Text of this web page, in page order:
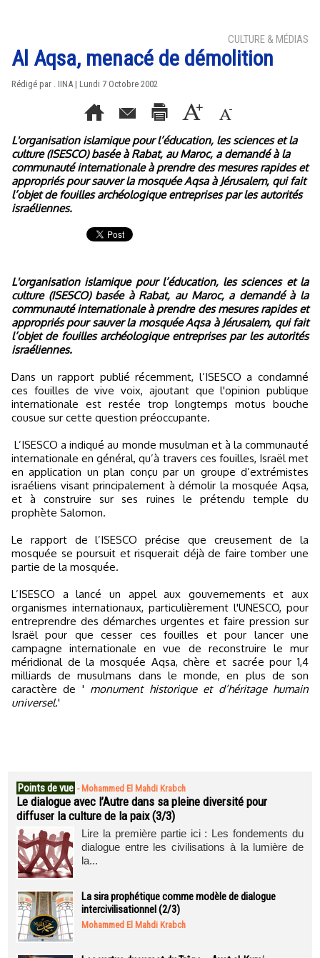
CULTURE & MÉDIAS
Al Aqsa, menacé de démolition
Rédigé par . IINA | Lundi 7 Octobre 2002
L'organisation islamique pour l’éducation, les sciences et la
culture (ISESCO) basée à Rabat, au Maroc, a demandé à la
communauté internationale à prendre des mesures rapides et
appropriés pour sauver la mosquée Aqsa à Jérusalem, qui fait
l’objet de fouilles archéologique entreprises par les autorités
israéliennes.
L'organisation islamique pour l’éducation, les sciences et la
culture (ISESCO) basée à Rabat, au Maroc, a demandé à la
communauté internationale à prendre des mesures rapides et
appropriés pour sauver la mosquée Aqsa à Jérusalem, qui fait
l’objet de fouilles archéologique entreprises par les autorités
israéliennes.
Dans un rapport publié récemment, l’ISESCO a condamné
ces fouilles de vive voix, ajoutant que l'opinion publique
internationale est restée trop longtemps motus bouche
cousue sur cette question préoccupante.
L’ISESCO a indiqué au monde musulman et à la communauté
internationale en général, qu’à travers ces fouilles, Israël met
en application un plan conçu par un groupe d’extrémistes
israéliens visant principalement à démolir la mosquée Aqsa,
et à construire sur ses ruines le prétendu temple du
prophète Salomon.
Le rapport de l’ISESCO précise que creusement de la
mosquée se poursuit et risquerait déjà de faire tomber une
partie de la mosquée.
L’ISESCO a lancé un appel aux gouvernements et aux
organismes internationaux, particulièrement l'UNESCO, pour
entreprendre des démarches urgentes et faire pression sur
Israël pour que cesser ces fouilles et pour lancer une
campagne internationale en vue de reconstruire le mur
méridional de la mosquée Aqsa, chère et sacrée pour 1,4
milliards de musulmans dans le monde, en plus de son
caractère de ' monument historique et d’héritage humain
universel.'
Points de vue - Mohammed El Mahdi Krabch
Le dialogue avec l’Autre dans sa pleine diversité pour
diffuser la culture de la paix (3/3)
Lire la première partie ici : Les fondements du
dialogue entre les civilisations à la lumière de
la...
La sira prophétique comme modèle de dialogue
intercivilisationnel (2/3)
Mohammed El Mahdi Krabch